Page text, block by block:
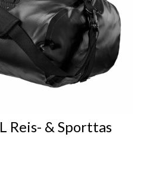
Reis- & Sporttas